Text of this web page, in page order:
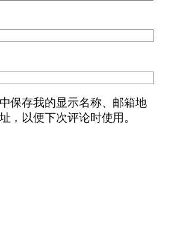
保存我的显示名称、邮箱地
，以便下次评论时使用。